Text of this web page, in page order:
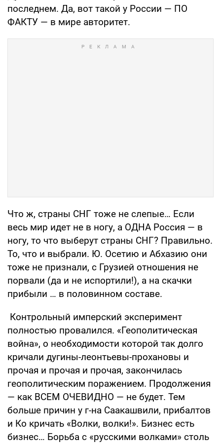
последнем. Да, вот такой у России — ПО
ФАКТУ — в мире авторитет.
Что ж, страны СНГ тоже не слепые… Если
весь мир идет не в ногу, а ОДНА Россия — в
ногу, то что выберут страны СНГ? Правильно.
То, что и выбрали. Ю. Осетию и Абхазию они
тоже не признали, с Грузией отношения не
порвали (да и не испортили!), а на скачки
прибыли … в половинном составе.
Контрольный имперский эксперимент
полностью провалился. «Геополитическая
война», о необходимости которой так долго
кричали дугины-леонтьевы-прохановы и
прочая и прочая и прочая, закончилась
геополитическим поражением. Продолжения
— как ВСЕМ ОЧЕВИДНО — не будет. Тем
больше причин у г-на Саакашвили, прибалтов
и Ко кричать «Волки, волки!». Бизнес есть
бизнес… Борьба с «русскими волками» столь